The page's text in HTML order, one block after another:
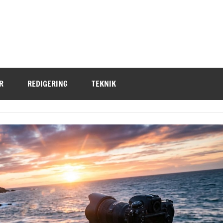
REDIGERING TEKNIK